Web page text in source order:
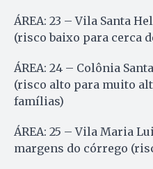
ÁREA: 23 – Vila Santa
(risco baixo para cerca
ÁREA: 24 – Colônia
(risco alto para muito
famílias)
ÁREA: 25 – Vila Maria
margens do córrego